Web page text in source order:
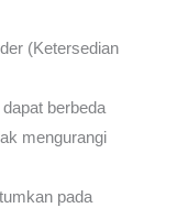
(Ketersedian
berbeda
mengurangi
pada